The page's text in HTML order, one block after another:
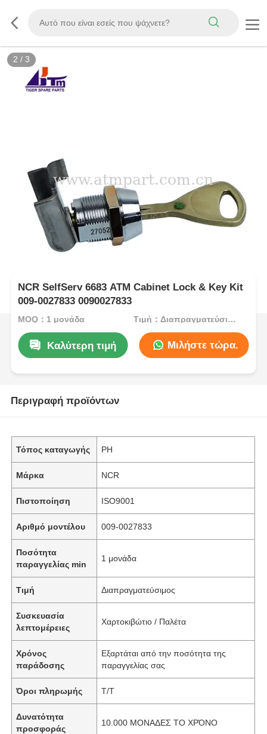
2 / 3
NCR SelfServ 6683 ATM Cabinet Lock & Key Kit
009-0027833 0090027833
MOQ：1 μονάδα Τιμή：Διαπραγματεύσιμος
Καλύτερη τιμή Μιλήστε τώρα.
Περιγραφή προϊόντων
Τόπος καταγωγής PH
Μάρκα NCR
Πιστοποίηση ISO9001
Αριθμό μοντέλου 009-0027833
Ποσότητα
παραγγελίας min
1 μονάδα
Τιμή Διαπραγματεύσιμος
Συσκευασία
λεπτομέρειες
Χαρτοκιβώτιο / Παλέτα
Χρόνος
παράδοσης
Εξαρτάται από την ποσότητα της
παραγγελίας σας
Όροι πληρωμής T/T
Δυνατότητα
προσφοράς
10.000 ΜΟΝΑΔΕΣ ΤΟ ΧΡΌΝΟ